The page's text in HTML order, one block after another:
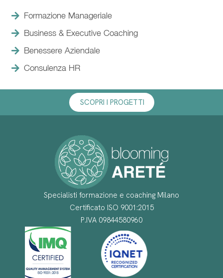
Formazione Manageriale
Business & Executive Coaching
Benessere Aziendale
Consulenza HR
SCOPRI I PROGETTI
Specialisti formazione e coaching Milano
Certificato ISO 9001:2015
P.IVA 09844580960